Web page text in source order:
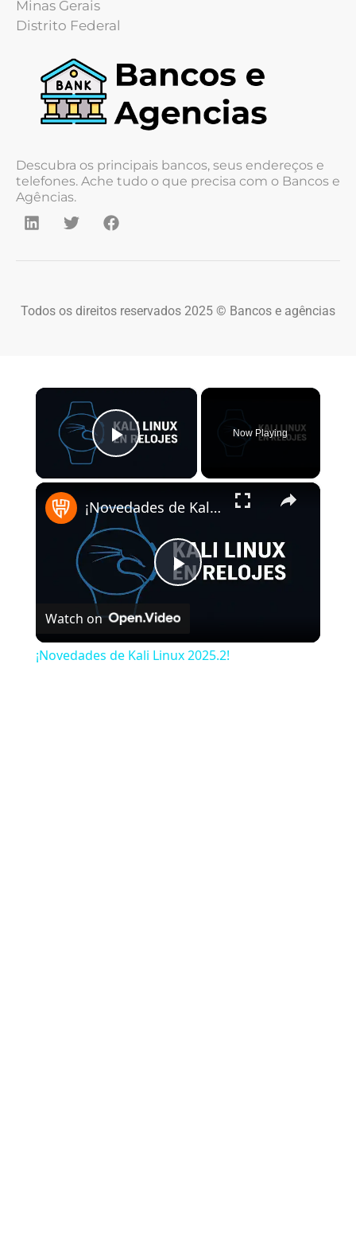
Minas Gerais
Distrito Federal
Descubra os principais bancos, seus endereços e
telefones. Ache tudo o que precisa com o Bancos e
Agências.
Todos os direitos reservados 2025 © Bancos e agências
×
Play Video
Now Playing
×
Play Video
¡Novedades de Kali Linux 2025.2!
Watch on
¡Novedades de Kali Linux 2025.2!